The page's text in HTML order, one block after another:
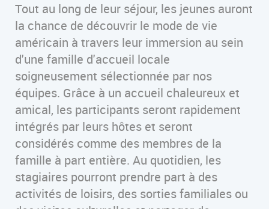
Tout au long de leur séjour, les jeunes auront
la chance de découvrir le mode de vie
américain à travers leur immersion au sein
d'une famille d'accueil locale
soigneusement sélectionnée par nos
équipes. Grâce à un accueil chaleureux et
amical, les participants seront rapidement
intégrés par leurs hôtes et seront
considérés comme des membres de la
famille à part entière. Au quotidien, les
stagiaires pourront prendre part à des
activités de loisirs, des sorties familiales ou